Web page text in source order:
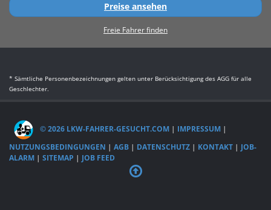
Preise ansehen
Freie Fahrer finden
* Sämtliche Personenbezeichnungen gelten unter Berücksichtigung des AGG für alle
Geschlechter.
© 2026 LKW-FAHRER-GESUCHT.COM | IMPRESSUM |
NUTZUNGSBEDINGUNGEN | AGB | DATENSCHUTZ | KONTAKT | JOB-
ALARM | SITEMAP | JOB FEED